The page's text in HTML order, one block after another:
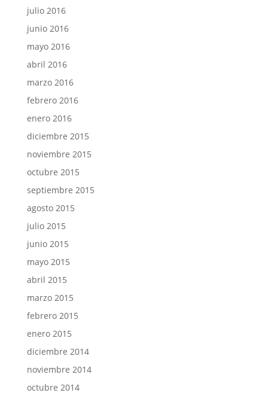
julio 2016
junio 2016
mayo 2016
abril 2016
marzo 2016
febrero 2016
enero 2016
diciembre 2015
noviembre 2015
octubre 2015
septiembre 2015
agosto 2015
julio 2015
junio 2015
mayo 2015
abril 2015
marzo 2015
febrero 2015
enero 2015
diciembre 2014
noviembre 2014
octubre 2014